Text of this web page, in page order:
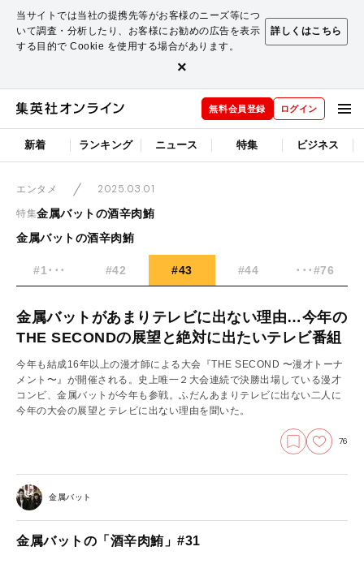
当サイトでは当社の提携先等がお客様のニーズ等につ
いて調査・分析したり、お客様にお勧めの広告を表示
する目的で Cookie を使用する場合があります。
詳しくはこちら
×
無料会員登録 ログイン
新着 ランキング ニュース 特集 ビジネス
エンタメ 2025.03.01
特集金属バットの酒辛肉鮪
金属バットの酒辛肉鮪
#1･･･ #42 #43 #44 ･･･#76
金属バットがあまりテレビに出ない理由…今年の
THE SECONDの展望と絶対に出たいテレビ番組
今年も結成16年以上の漫才師による大会『THE SECOND 〜漫才トーナ
メント〜』が開催される。史上唯一２大会連続で決勝出場している漫才
コンビ、金属バットが今年も参戦。ふだんあまりテレビに出ない二人に
今年の大会の展望とテレビに出ない理由を聞いた。
76
金属バット
金属バットの「酒辛肉鮪」#31